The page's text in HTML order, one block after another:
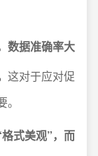
数据准确率大
这对于应对促
式美观”，而